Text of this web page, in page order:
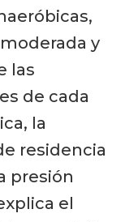
y
las
de cada
la
residencia
presión
el